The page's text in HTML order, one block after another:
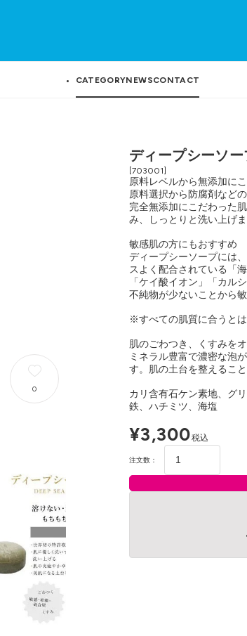
CATEGORYNEWSCONTACT
0
ディープシーソ
[703001]
原料レベルから無添加に
原料選択から防腐剤など
完全無添加にこだわった
み、しっとりと洗い上げま
敏感肌の方にもおすすめ
ディープシーソープには
スよく配合されている「
「ケイ酸イオン」「カル
不純物が少ないことから
※すべての肌質に合うとは
肌のごわつき、くすみを
ミネラル豊富で濃密な泡
す。肌の土台を整えるこ
カリ含有石ケン素地、グ
鉄、ハチミツ、海塩
¥3,300税込
注文数：